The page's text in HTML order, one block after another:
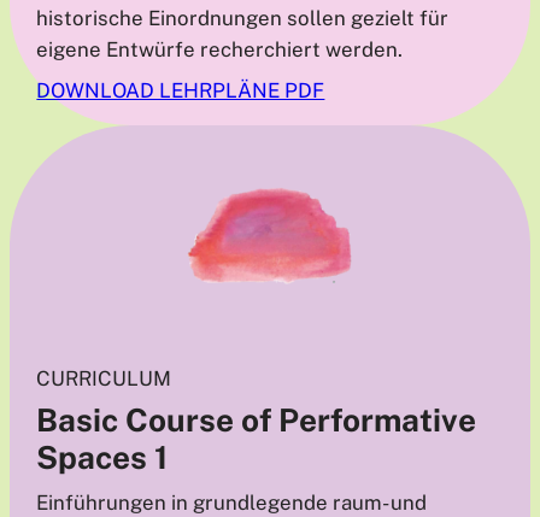
historische Einordnungen sollen gezielt für
eigene Entwürfe recherchiert werden.
DOWNLOAD LEHRPLÄNE PDF
CURRICULUM
Basic Course of Performative
Spaces 1
Einführungen in grundlegende raum- und